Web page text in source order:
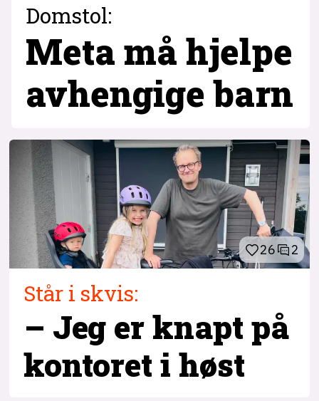
Domstol:
Meta må hjelpe
avhengige barn
26 2
Står i skvis:
– Jeg er knapt på
kontoret i høst